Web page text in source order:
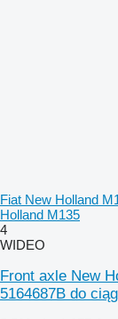
Fiat New Holland
Holland M135
4
WIDEO
Front axle New
5164687B do